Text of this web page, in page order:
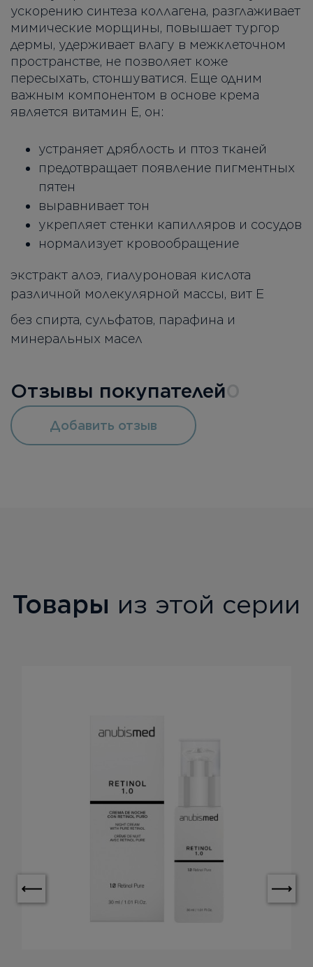
ускорению синтеза коллагена, разглаживает
мимические морщины, повышает тургор
дермы, удерживает влагу в межклеточном
пространстве, не позволяет коже
пересыхать, стоншуватися. Еще одним
важным компонентом в основе крема
является витамин Е, он:
устраняет дряблость и птоз тканей
предотвращает появление пигментных
пятен
выравнивает тон
укрепляет стенки капилляров и сосудов
нормализует кровообращение
экстракт алоэ, гиалуроновая кислота
различной молекулярной массы, вит Е
без спирта, сульфатов, парафина и
минеральных масел
Отзывы покупателей
Добавить отзыв
Товары из этой серии